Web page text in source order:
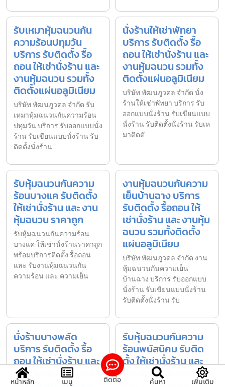
รับเหมาหุ้มฉนวนกัน
ความร้อนปทุมวัน
บริการ รับติดตั้ง รื้อ
ถอน ให้เช่านั่งร้าน และ
งานหุ้มฉนวน รวมทั้ง
ติดตั้งแผ่นอลูมิเนียม
บริษัท พัฒนภูวดล จำกัด รับ
เหมาหุ้มฉนวนกันความร้อน
ปทุมวัน บริการ รับออกแบบนั่ง
ร้าน รับเขียนแบบนั่งร้าน รับ
ติดตั้งนั่งร้าน
นั่งร้านให้เช่าพัทยา
บริการ รับติดตั้ง รื้อ
ถอน ให้เช่านั่งร้าน และ
งานหุ้มฉนวน รวมทั้ง
ติดตั้งแผ่นอลูมิเนียม
บริษัท พัฒนภูวดล จำกัด นั่ง
ร้านให้เช่าพัทยา บริการ รับ
ออกแบบนั่งร้าน รับเขียนแบบ
นั่งร้าน รับติดตั้งนั่งร้าน รับเห
มาติดตั
รับหุ้มฉนวนกันความ
ร้อนบางแค รับติดตั้ง
ให้เช่านั่งร้าน และ งาน
หุ้มฉนวน ราคาถูก
รับหุ้มฉนวนกันความร้อน
บางแค ให้เช่านั่งร้านราคาถูก
พร้อมบริการติดตั้ง รื้อถอน
และ รับงานหุ้มฉนวนกัน
ความร้อน และ ความเย็น
งานหุ้มฉนวนกันความ
เย็นบ้านฉาง บริการ
รับติดตั้ง รื้อถอน ให้
เช่านั่งร้าน และ งานหุ้ม
ฉนวน รวมทั้งติดตั้ง
แผ่นอลูมิเนียม
บริษัท พัฒนภูวดล จำกัด งาน
หุ้มฉนวนกันความเย็น
บ้านฉาง บริการ รับออกแบบ
นั่งร้าน รับเขียนแบบนั่งร้าน
รับติดตั้งนั่งร้าน รับ
นั่งร้านบางพลัด
บริการ รับติดตั้ง รื้อ
ถอน ให้เช่านั่งร้าน และ
งานหุ้มฉนวน รวมทั้ง
รับหุ้มฉนวนกันความ
ร้อนพนัสนิคม รับติด
ตั้ง ให้เช่านั่งร้าน และ
งานหุ้มฉนวน ราคาถูก
หน้าหลัก เมนู ติดต่อ ค้นหา เพิ่มเติม